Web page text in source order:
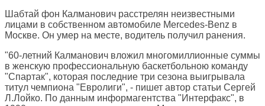
Шабтай фон Калманович расстрелян неизвестными
лицами в собственном автомобиле Mercedes-Benz в
Москве. Он умер на месте, водитель получил ранения.
"60-летний Калманович вложил многомиллионные суммы
в женскую профессиональную баскетбольною команду
"Спартак", которая последние три сезона выигрывала
титул чемпиона "Евролиги", - пишет автор статьи Сергей
Л.Лойко. По данным информагентства "Интерфакс", в